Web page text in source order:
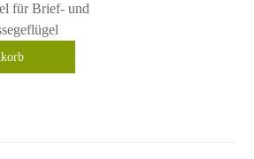
für Brief- und